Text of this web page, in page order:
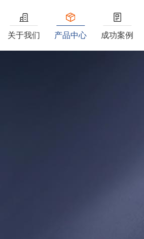
关于我们 产品中心 成功案例